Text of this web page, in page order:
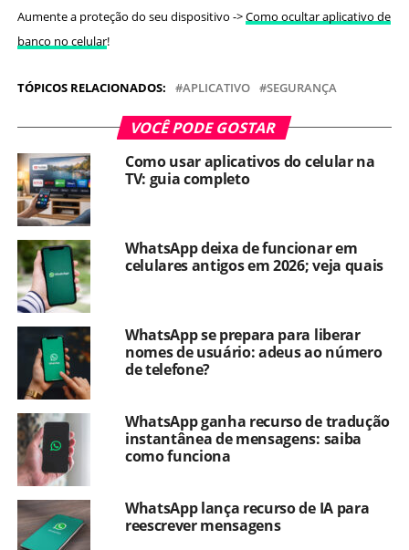
Aumente a proteção do seu dispositivo ->Como ocultar aplicativo de
banco no celular!
TÓPICOS RELACIONADOS: APLICATIVO SEGURANÇA
VOCÊ PODE GOSTAR
Como usar aplicativos do celular na
TV: guia completo
WhatsApp deixa de funcionar em
celulares antigos em 2026; veja quais
WhatsApp se prepara para liberar
nomes de usuário: adeus ao número
de telefone?
WhatsApp ganha recurso de tradução
instantânea de mensagens: saiba
como funciona
WhatsApp lança recurso de IA para
reescrever mensagens